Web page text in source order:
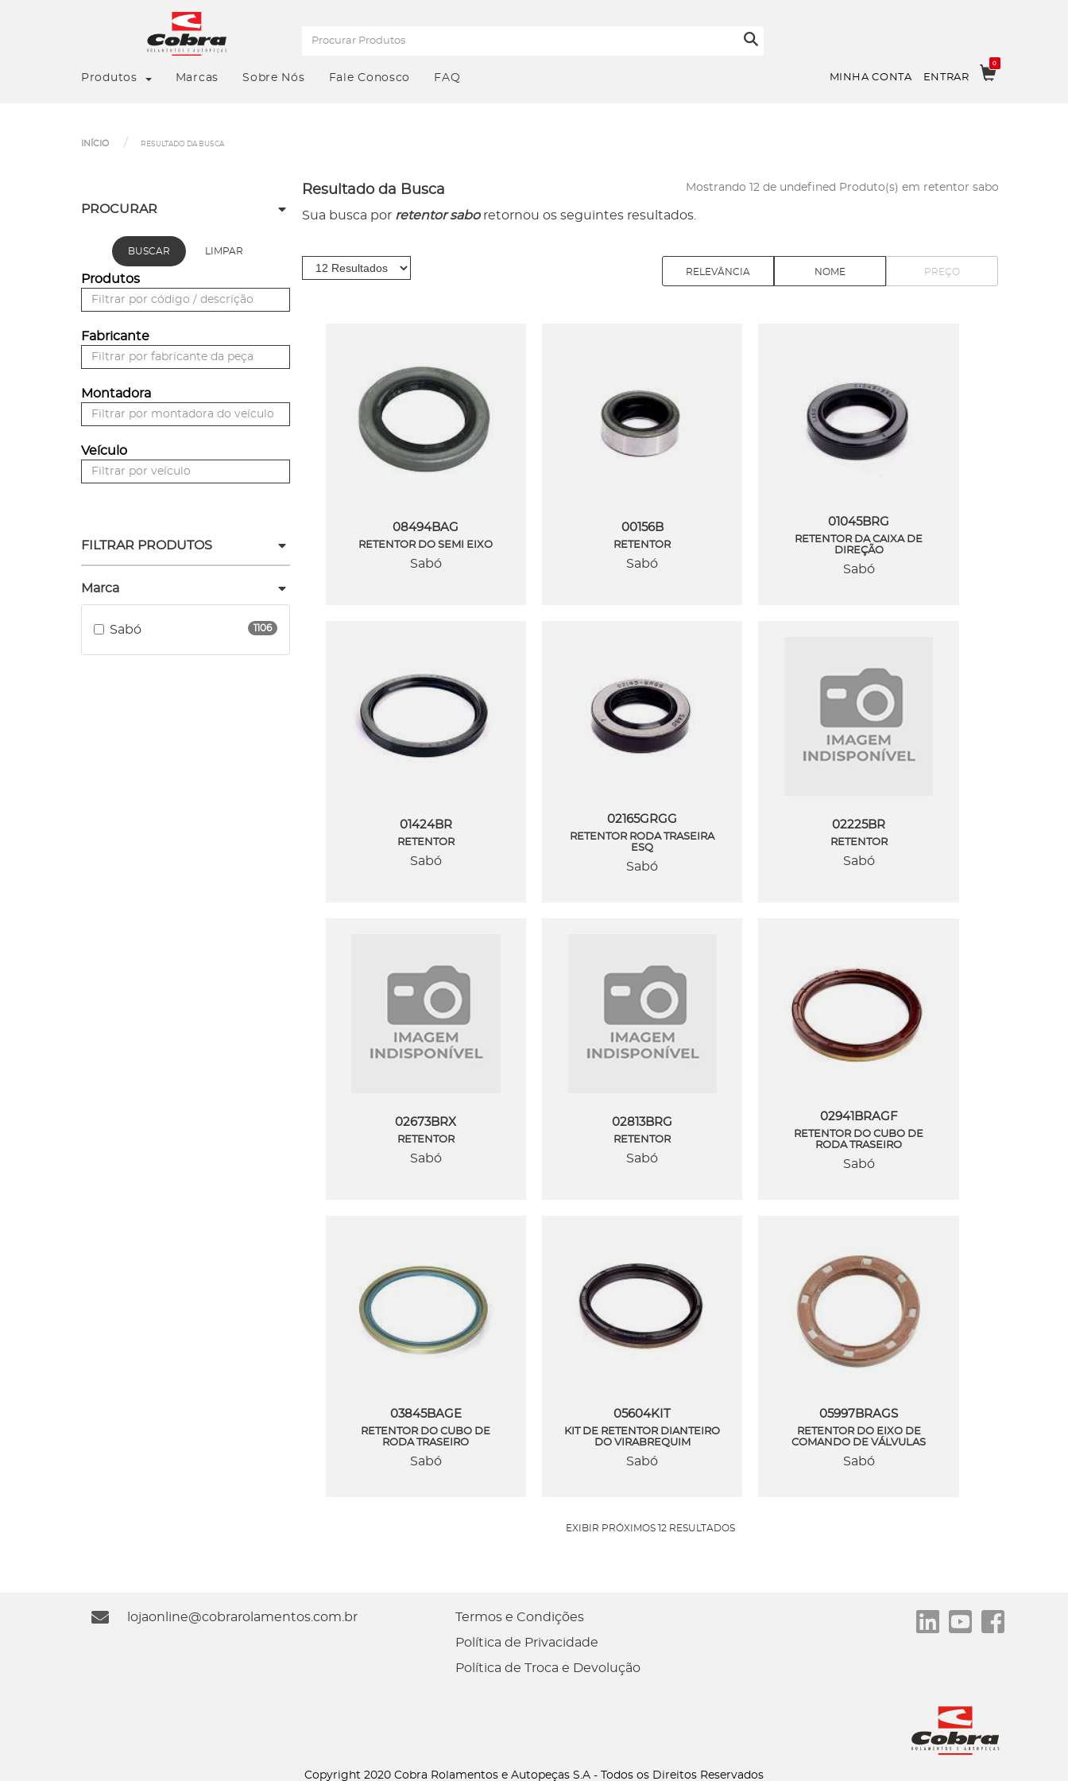
Produtos Marcas Sobre Nós Fale Conosco FAQ MINHA CONTA ENTRAR
0
INÍCIO RESULTADO DA BUSCA
PROCURAR
BUSCAR LIMPAR
Produtos
Fabricante
Montadora
Veículo
FILTRAR PRODUTOS
Marca
1106
Sabó
Resultado da Busca Mostrando 12 de undefined Produto(s) em retentor sabo
Sua busca por retentor saboretornou os seguintes resultados.
RELEVÂNCIA NOME PREÇO
08494BAG
RETENTOR DO SEMI EIXO
Sabó
00156B
RETENTOR
Sabó
01045BRG
RETENTOR DA CAIXA DE
DIREÇÃO
Sabó
01424BR
RETENTOR
Sabó
02165GRGG
RETENTOR RODA TRASEIRA
ESQ
Sabó
02225BR
RETENTOR
Sabó
02673BRX
RETENTOR
Sabó
02813BRG
RETENTOR
Sabó
02941BRAGF
RETENTOR DO CUBO DE
RODA TRASEIRO
Sabó
03845BAGE
RETENTOR DO CUBO DE
RODA TRASEIRO
Sabó
05604KIT
KIT DE RETENTOR DIANTEIRO
DO VIRABREQUIM
Sabó
05997BRAGS
RETENTOR DO EIXO DE
COMANDO DE VÁLVULAS
Sabó
EXIBIR PRÓXIMOS 12 RESULTADOS
lojaonline@cobrarolamentos.com.br
Termos e Condições
Política de Privacidade
Política de Troca e Devolução
Copyright 2020 Cobra Rolamentos e Autopeças S.A - Todos os Direitos Reservados